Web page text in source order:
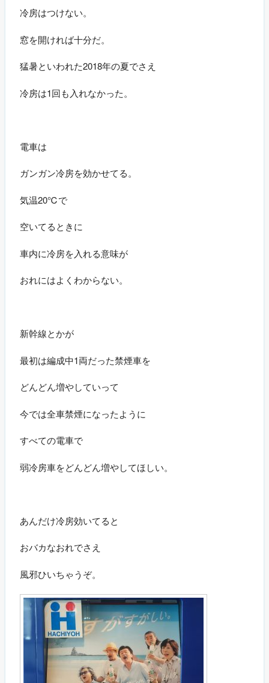
冷房はつけない。
窓を開ければ十分だ。
猛暑といわれた2018年の夏でさえ
冷房は1回も入れなかった。
電車は
ガンガン冷房を効かせてる。
気温20℃で
空いてるときに
車内に冷房を入れる意味が
おれにはよくわからない。
新幹線とかが
最初は編成中1両だった禁煙車を
どんどん増やしていって
今では全車禁煙になったように
すべての電車で
弱冷房車をどんどん増やしてほしい。
あんだけ冷房効いてると
おバカなおれでさえ
風邪ひいちゃうぞ。